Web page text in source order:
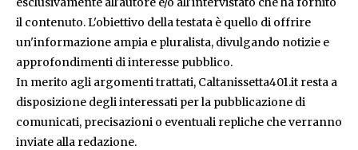
il contenuto. L'obiettivo della testata è quello di offrire
un'informazione ampia e pluralista, divulgando notizie e
approfondimenti di interesse pubblico.
In merito agli argomenti trattati, Caltanissetta401.it resta a
disposizione degli interessati per la pubblicazione di
comunicati, precisazioni o eventuali repliche che verranno
inviate alla redazione.